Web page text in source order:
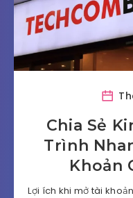
Chia Sẻ
Trình
Khoản
Lợi ích khi mở tài